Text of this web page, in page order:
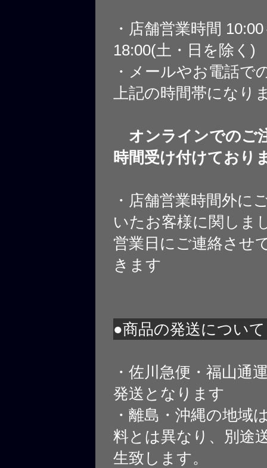
・店舗営業時間
18:00(土・日を除く)
・メールやお電話で
上記の時間帯になり
オンラインでのご
時間受け付けており
・店舗営業時間外に
いたお客様に関しま
営業日にご連絡させ
きます
●商品の発送について
・佐川急便・福山通
発送となります
・離島・沖縄の地域
料とは異なり、別途
生致します。